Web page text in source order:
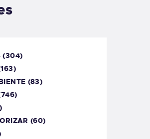
(304)
(83)
(60)